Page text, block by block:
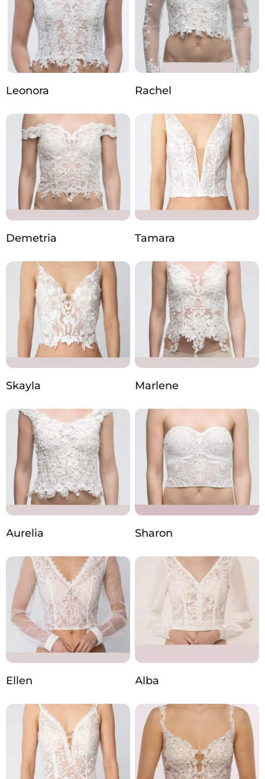
Leonora Rachel
Demetria Tamara
Skayla Marlene
Aurelia Sharon
Ellen Alba